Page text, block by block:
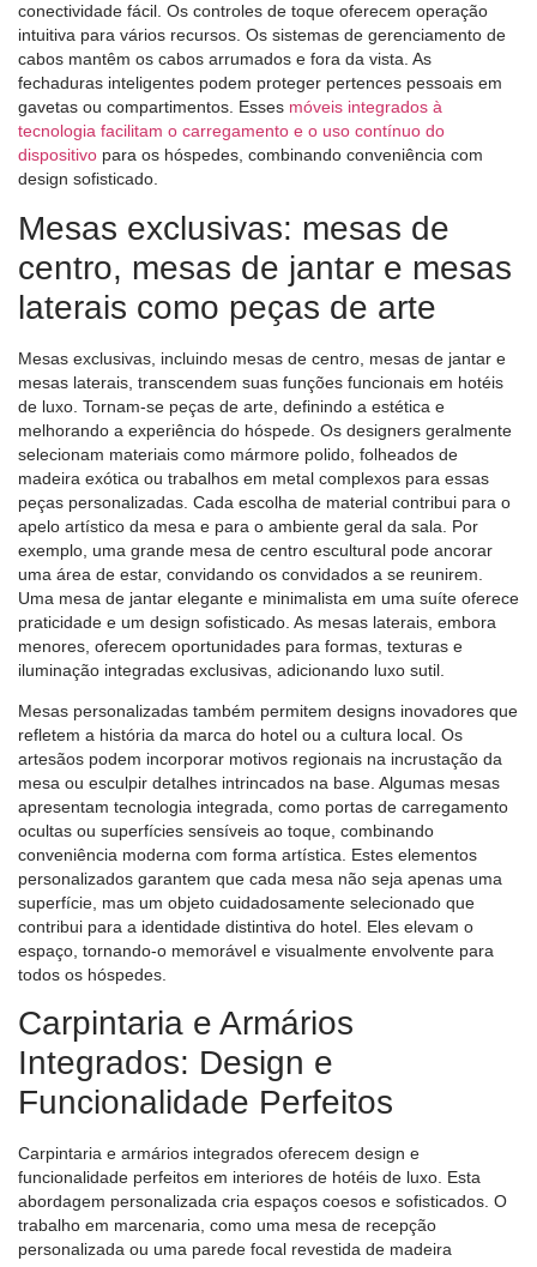
conectividade fácil. Os controles de toque oferecem operação
intuitiva para vários recursos. Os sistemas de gerenciamento de
cabos mantêm os cabos arrumados e fora da vista. As
fechaduras inteligentes podem proteger pertences pessoais em
gavetas ou compartimentos. Esses móveis integrados à
tecnologia facilitam o carregamento e o uso contínuo do
dispositivo para os hóspedes, combinando conveniência com
design sofisticado.
Mesas exclusivas: mesas de
centro, mesas de jantar e mesas
laterais como peças de arte
Mesas exclusivas, incluindo mesas de centro, mesas de jantar e
mesas laterais, transcendem suas funções funcionais em hotéis
de luxo. Tornam-se peças de arte, definindo a estética e
melhorando a experiência do hóspede. Os designers geralmente
selecionam materiais como mármore polido, folheados de
madeira exótica ou trabalhos em metal complexos para essas
peças personalizadas. Cada escolha de material contribui para o
apelo artístico da mesa e para o ambiente geral da sala. Por
exemplo, uma grande mesa de centro escultural pode ancorar
uma área de estar, convidando os convidados a se reunirem.
Uma mesa de jantar elegante e minimalista em uma suíte oferece
praticidade e um design sofisticado. As mesas laterais, embora
menores, oferecem oportunidades para formas, texturas e
iluminação integradas exclusivas, adicionando luxo sutil.
Mesas personalizadas também permitem designs inovadores que
refletem a história da marca do hotel ou a cultura local. Os
artesãos podem incorporar motivos regionais na incrustação da
mesa ou esculpir detalhes intrincados na base. Algumas mesas
apresentam tecnologia integrada, como portas de carregamento
ocultas ou superfícies sensíveis ao toque, combinando
conveniência moderna com forma artística. Estes elementos
personalizados garantem que cada mesa não seja apenas uma
superfície, mas um objeto cuidadosamente selecionado que
contribui para a identidade distintiva do hotel. Eles elevam o
espaço, tornando-o memorável e visualmente envolvente para
todos os hóspedes.
Carpintaria e Armários
Integrados: Design e
Funcionalidade Perfeitos
Carpintaria e armários integrados oferecem design e
funcionalidade perfeitos em interiores de hotéis de luxo. Esta
abordagem personalizada cria espaços coesos e sofisticados. O
trabalho em marcenaria, como uma mesa de recepção
personalizada ou uma parede focal revestida de madeira